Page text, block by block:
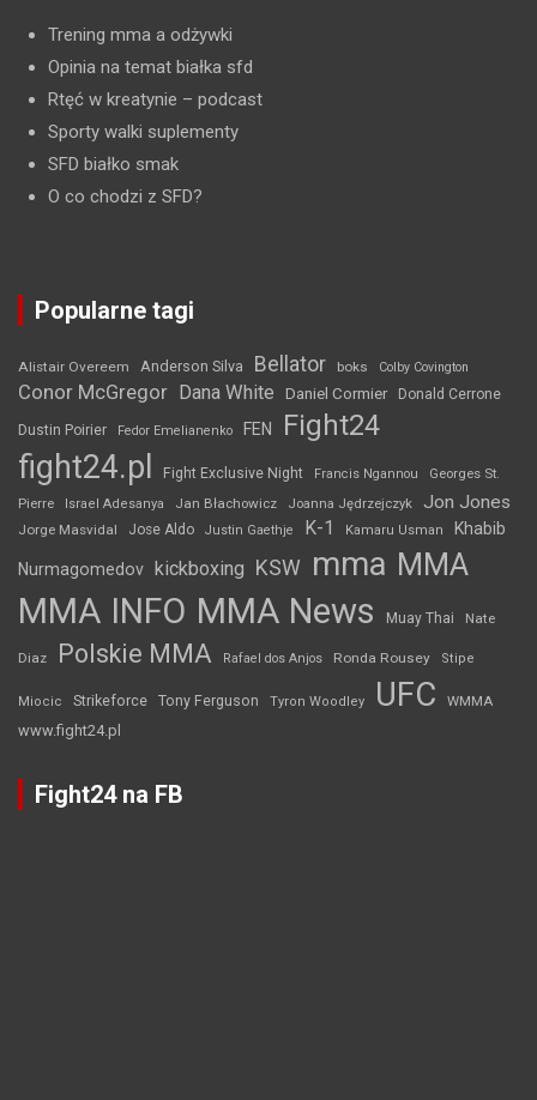
Trening mma a odżywki
Opinia na temat białka sfd
Rtęć w kreatynie – podcast
Sporty walki suplementy
SFD białko smak
O co chodzi z SFD?
Popularne tagi
Alistair Overeem Anderson Silva Bellator boks Colby Covington
Conor McGregor Dana White Daniel Cormier Donald Cerrone
Dustin Poirier Fedor Emelianenko FEN Fight24
fight24.pl Fight Exclusive Night Francis Ngannou
Georges St.
Pierre
Israel Adesanya Jan Błachowicz Joanna Jędrzejczyk Jon Jones
Jorge Masvidal Jose Aldo Justin Gaethje K-1 Kamaru Usman Khabib
Nurmagomedov kickboxing KSW mma MMA
MMA INFO MMA News Muay Thai Nate
Diaz Polskie MMA Rafael dos Anjos Ronda Rousey Stipe
Miocic Strikeforce Tony Ferguson Tyron Woodley UFC WMMA
www.fight24.pl
Fight24 na FB